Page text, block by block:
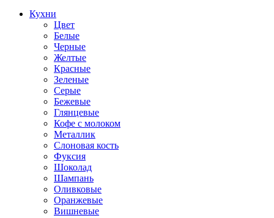
Кухни
Цвет
Белые
Черные
Желтые
Красные
Зеленые
Серые
Бежевые
Глянцевые
Кофе с молоком
Металлик
Слоновая кость
Фуксия
Шоколад
Шампань
Оливковые
Оранжевые
Вишневые